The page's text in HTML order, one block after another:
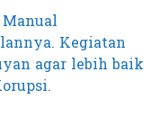
Kegiatan
agar lebih baik